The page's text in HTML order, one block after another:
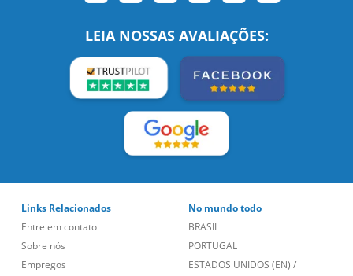
LEIA NOSSAS AVALIAÇÕES:
Links Relacionados
Entre em contato
Sobre nós
Empregos
No mundo todo
BRASIL
PORTUGAL
ESTADOS UNIDOS (EN) /